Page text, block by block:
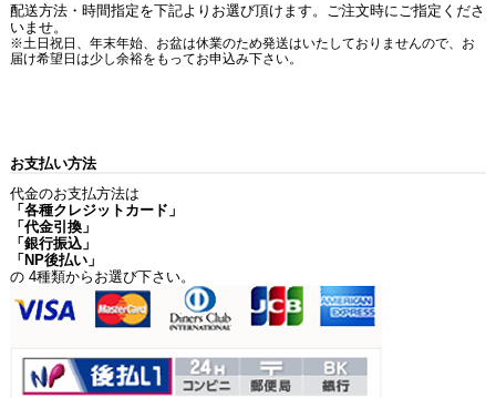
配送方法・時間指定を下記よりお選び頂けます。ご注文時にご指定くださ
いませ。
※土日祝日、年末年始、お盆は休業のため発送はいたしておりませんので、お
届け希望日は少し余裕をもってお申込み下さい。
お支払い方法
代金のお支払方法は
「各種クレジットカード」
「代金引換」
「銀行振込」
「NP後払い」
の 4種類からお選び下さい。